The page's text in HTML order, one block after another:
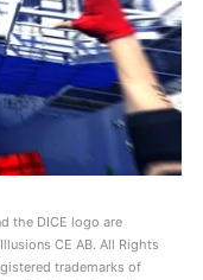
the DICE logo are
CE AB. All Rights
trademarks of